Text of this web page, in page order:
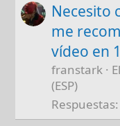
Necesito
me
vídeo en
franstark
(ESP)
Respuestas